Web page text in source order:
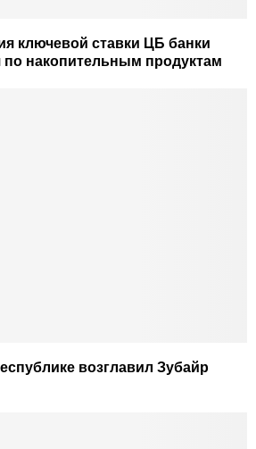
ключевой ставки ЦБ банки
накопительным продуктам
возглавил Зубайр